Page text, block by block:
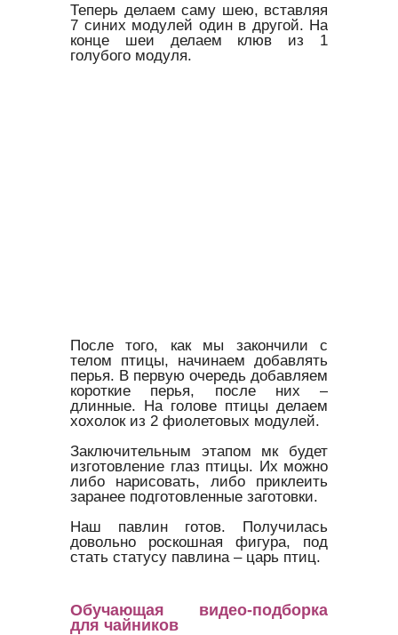
Теперь делаем саму шею, вставляя
7 синих модулей один в другой. На
конце шеи делаем клюв из 1
голубого модуля.
После того, как мы закончили с
телом птицы, начинаем добавлять
перья. В первую очередь добавляем
короткие перья, после них –
длинные. На голове птицы делаем
хохолок из 2 фиолетовых модулей.
Заключительным этапом мк будет
изготовление глаз птицы. Их можно
либо нарисовать, либо приклеить
заранее подготовленные заготовки.
Наш павлин готов. Получилась
довольно роскошная фигура, под
стать статусу павлина – царь птиц.
Обучающая видео-подборка
для чайников